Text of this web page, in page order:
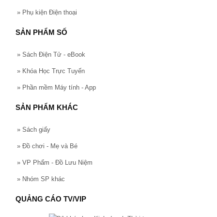
» Phụ kiện Điện thoại
SẢN PHẨM SỐ
» Sách Điện Tử - eBook
» Khóa Học Trực Tuyến
» Phần mềm Máy tính - App
SẢN PHẨM KHÁC
» Sách giấy
» Đồ chơi - Mẹ và Bé
» VP Phẩm - Đồ Lưu Niệm
» Nhóm SP khác
QUẢNG CÁO TV/VIP